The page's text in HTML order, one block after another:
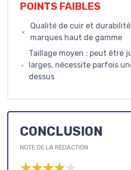
POINTS FAIBLES
Qualité de cuir et
marques haut de gamme
Taillage moyen : peut être
larges, nécessite parfois
dessus
CONCLUSION
NOTE DE LA RÉDACTION